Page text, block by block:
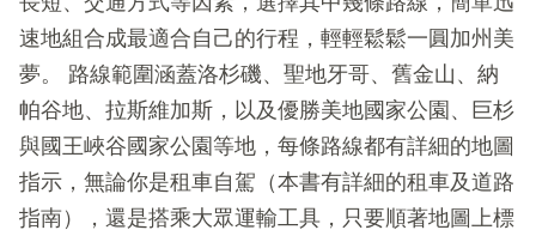
速地組合成最適合自己的行程，輕輕鬆鬆一圓加州美
夢。 路線範圍涵蓋洛杉磯、聖地牙哥、舊金山、納
帕谷地、拉斯維加斯，以及優勝美地國家公園、巨杉
與國王峽谷國家公園等地，每條路線都有詳細的地圖
指示，無論你是租車自駕（本書有詳細的租車及道路
指南），還是搭乘大眾運輸工具，只要順著地圖上標